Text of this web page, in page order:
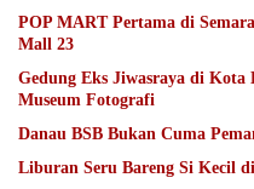
POP MART Pertama di
Mall 23
Gedung Eks Jiwasraya di
Museum Fotografi
Danau BSB Bukan Cuma
Liburan Seru Bareng Si Kecil